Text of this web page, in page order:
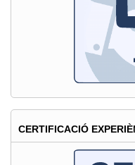
CERTIFICACIÓ